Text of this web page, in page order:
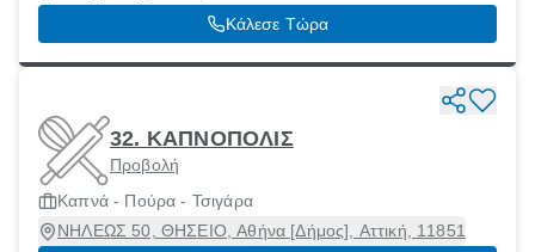
Κάλεσε Τώρα
32. ΚΑΠΝΟΠΟΛΙΣ
Προβολή
Καπνά - Πούρα - Τσιγάρα
ΝΗΛΕΩΣ 50, ΘΗΣΕΙΟ, Αθήνα [Δήμος], Αττική, 11851